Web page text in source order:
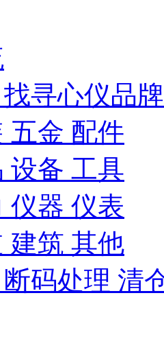
寻心仪品牌
五金 配件
设备 工具
仪器 仪表
建筑 其他
码处理 清